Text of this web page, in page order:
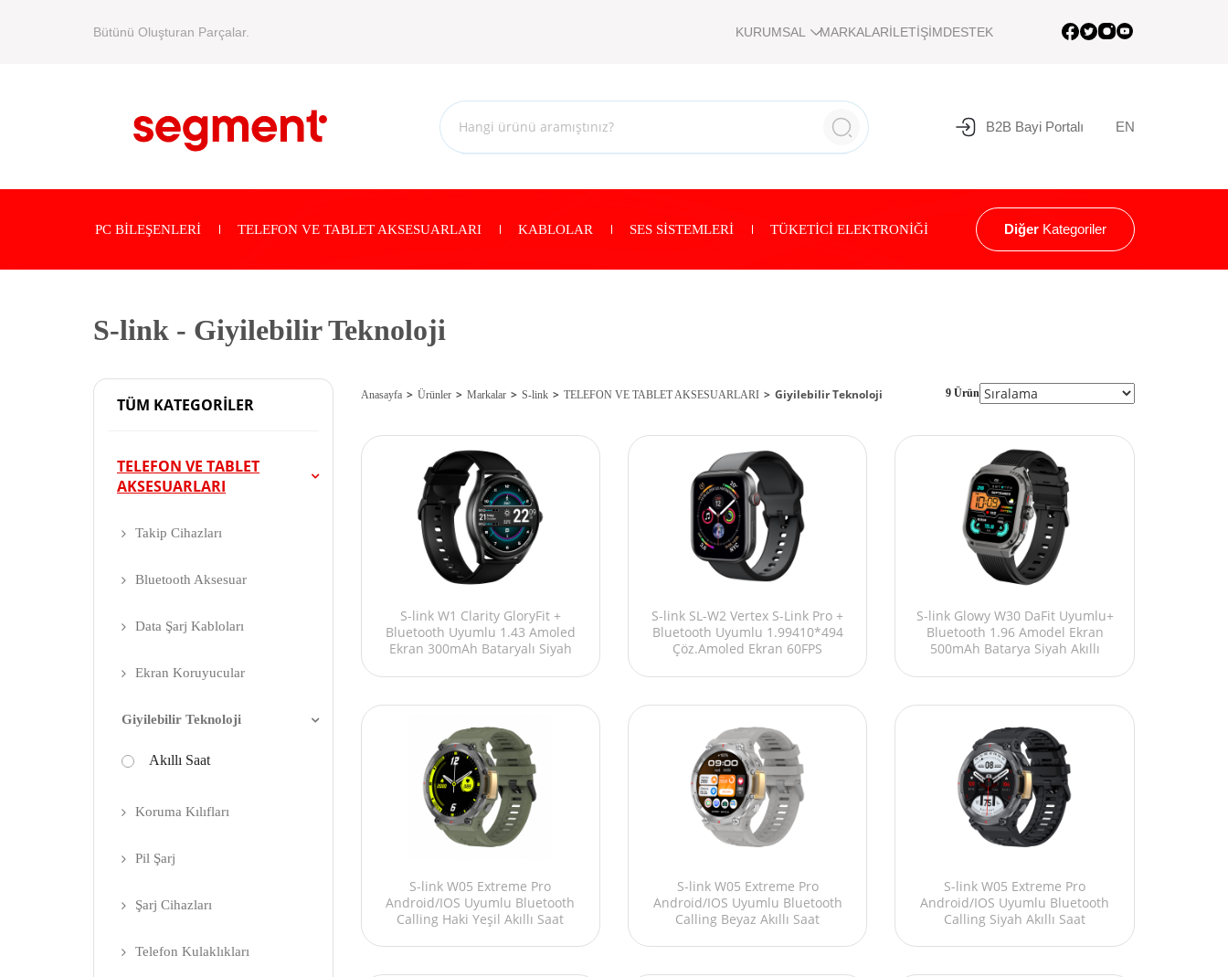
Bütünü Oluşturan Parçalar. KURUMSAL MARKALARİLETİŞİMDESTEK
B2B Bayi Portalı EN
PC BİLEŞENLERİ TELEFON VE TABLET AKSESUARLARI KABLOLAR SES SİSTEMLERİ TÜKETİCİ ELEKTRONİĞİ Diğer Kategoriler
S-link - Giyilebilir Teknoloji
TÜM KATEGORİLER
TELEFON VE TABLET
AKSESUARLARI
Takip Cihazları
Bluetooth Aksesuar
Data Şarj Kabloları
Ekran Koruyucular
Giyilebilir Teknoloji
Akıllı Saat
Koruma Kılıfları
Pil Şarj
Şarj Cihazları
Telefon Kulaklıkları
Anasayfa Ürünler Markalar S-link TELEFON VE TABLET AKSESUARLARI Giyilebilir Teknoloji 9 Ürün
S-link W1 Clarity GloryFit +
Bluetooth Uyumlu 1.43 Amoled
Ekran 300mAh Bataryalı Siyah
S-link SL-W2 Vertex S-Link Pro +
Bluetooth Uyumlu 1.99410*494
Çöz.Amoled Ekran 60FPS
S-link Glowy W30 DaFit Uyumlu+
Bluetooth 1.96 Amodel Ekran
500mAh Batarya Siyah Akıllı
S-link W05 Extreme Pro
Android/IOS Uyumlu Bluetooth
Calling Haki Yeşil Akıllı Saat
S-link W05 Extreme Pro
Android/IOS Uyumlu Bluetooth
Calling Beyaz Akıllı Saat
S-link W05 Extreme Pro
Android/IOS Uyumlu Bluetooth
Calling Siyah Akıllı Saat